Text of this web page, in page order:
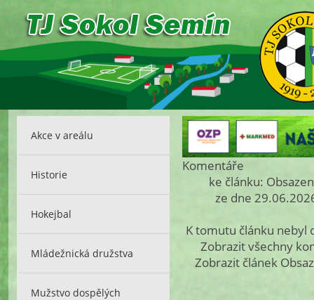
Akce v areálu
Historie
Hokejbal
Mládežnická družstva
Mužstvo dospělých
Komentáře
ke článku:
ze dne
K tomutu článku nebyl
Zobrazit všechny
Zobrazit článek